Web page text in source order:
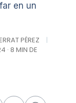
en un
PÉREZ
|
· 8 MIN DE